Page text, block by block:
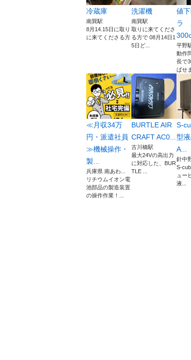
冷蔵庫
南巽駅
8月14.15日に取り
に来てくださる方
洗濯機
南巽駅
取りに来てくださ
る方で 08月14日1
5日ど...
値
ラ
平野
動作
長で
ばせ
≪月収34万
円・派遣社員
≫機械操作・
製...
兵庫県 南あわ...
リチウムイオン電
池部品の製造装置
の操作作業！...
BURTLE AIR
CRAFT AC0...
古川橋駅
最大24Vの高出力
に対応した、BUR
TLE ...
S-
型
A...
針中
S-
ュー
液...